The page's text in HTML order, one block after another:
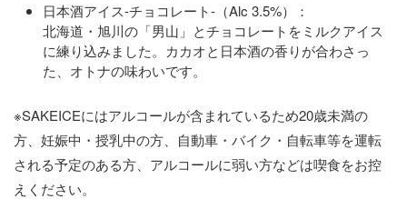
日本酒アイス-チョコレート-（Alc 3.5%）：
北海道・旭川の「男山」とチョコレートをミルクアイス
に練り込みました。カカオと日本酒の香りが合わさっ
た、オトナの味わいです。
※SAKEICEにはアルコールが含まれているため20歳未満の
方、妊娠中・授乳中の方、自動車・バイク・自転車等を運転
される予定のある方、アルコールに弱い方などは喫食をお控
えください。